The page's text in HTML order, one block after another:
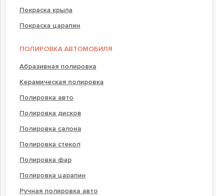
Покраска крыла
Покраска царапин
ПОЛИРОВКА АВТОМОБИЛЯ
Абразивная полировка
Керамическая полировка
Полировка авто
Полировка дисков
Полировка салона
Полировка стекол
Полировка фар
Полировка царапин
Ручная полировка авто